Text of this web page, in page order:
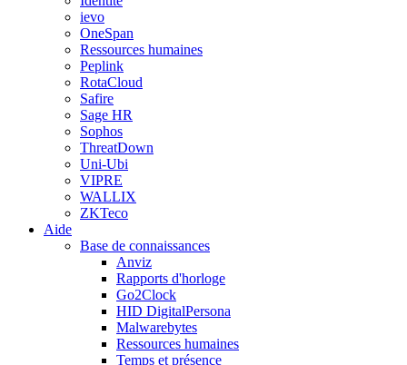
ievo
OneSpan
Ressources humaines
Peplink
RotaCloud
Safire
Sage HR
Sophos
ThreatDown
Uni-Ubi
VIPRE
WALLIX
ZKTeco
Aide
Base de connaissances
Anviz
Rapports d'horloge
Go2Clock
HID DigitalPersona
Malwarebytes
Ressources humaines
Temps et présence